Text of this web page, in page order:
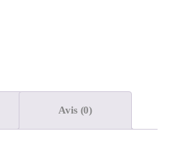
Avis (0)